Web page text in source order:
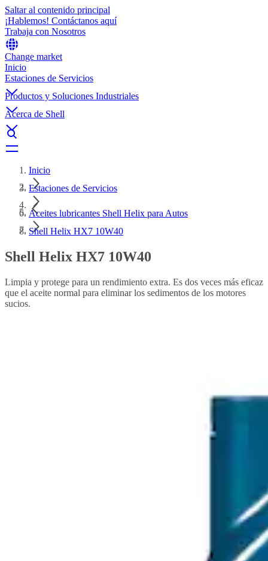
Saltar al contenido principal
¡Hablemos! Contáctanos aquí
Trabaja con Nosotros
Change market
Inicio
Estaciones de Servicios
Productos y Soluciones Industriales
Acerca de Shell
Inicio
Estaciones de Servicios
Aceites lubricantes Shell Helix para Autos
Shell Helix HX7 10W40
Shell Helix HX7 10W40
Limpia y protege para un rendimiento extra. Es dos veces más eficaz
que el aceite normal para eliminar los sedimentos de los motores
sucios.